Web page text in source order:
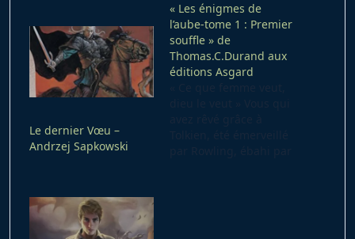
Le dernier Vœu –
Andrzej Sapkowski
« Les énigmes de
l’aube-tome 1 : Premier
souffle » de
Thomas.C.Durand aux
éditions Asgard